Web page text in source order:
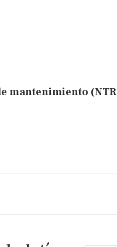
mantenimiento (NTR